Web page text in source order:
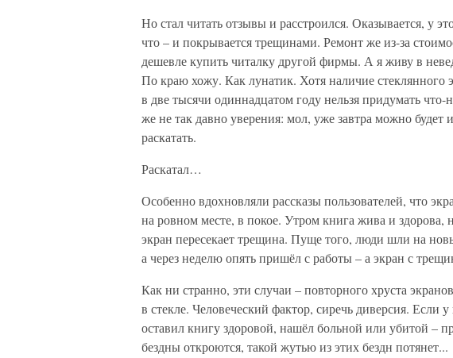
Но стал читать отзывы и расстроился. Оказывается, у
что – и покрывается трещинами. Ремонт же из-за
дешевле купить читалку другой фирмы. А я живу в
По краю хожу. Как лунатик. Хотя наличие стеклянного
в две тысячи одиннадцатом году нельзя придумать что-
же не так давно уверения: мол, уже завтра можно будет
раскатать.
Раскатал…
Особенно вдохновляли рассказы пользователей, что
на ровном месте, в покое. Утром книга жива и здорова,
экран пересекает трещина. Пуще того, люди шли на
а через неделю опять пришёл с работы – а экран с
Как ни странно, эти случаи – повторного хруста
в стекле. Человеческий фактор, сиречь диверсия. Если
оставил книгу здоровой, нашёл больной или убитой –
бездны откроются, такой жутью из этих бездн потянет...